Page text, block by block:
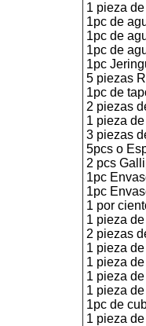
1 pieza
1pc de
1pc de
1pc de
1pc
5 piezas
1pc de
2 piezas
1 pieza
3 piezas
5pcs o
2 pcs
1pc
1pc
1 por
1 pieza
2 piezas
1 pieza
1 pieza
1 pieza
1 pieza
1pc de
1 pieza